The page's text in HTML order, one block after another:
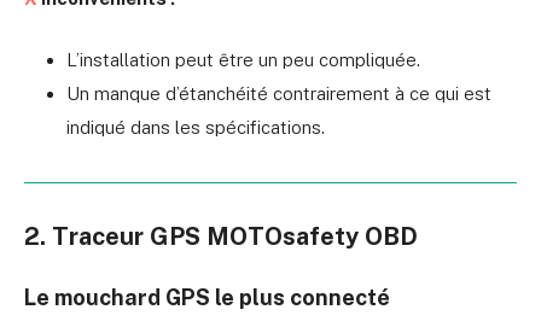
L’installation peut être un peu compliquée.
Un manque d’étanchéité contrairement à ce qui est
indiqué dans les spécifications.
2. Traceur GPS MOTOsafety OBD
Le mouchard GPS le plus connecté